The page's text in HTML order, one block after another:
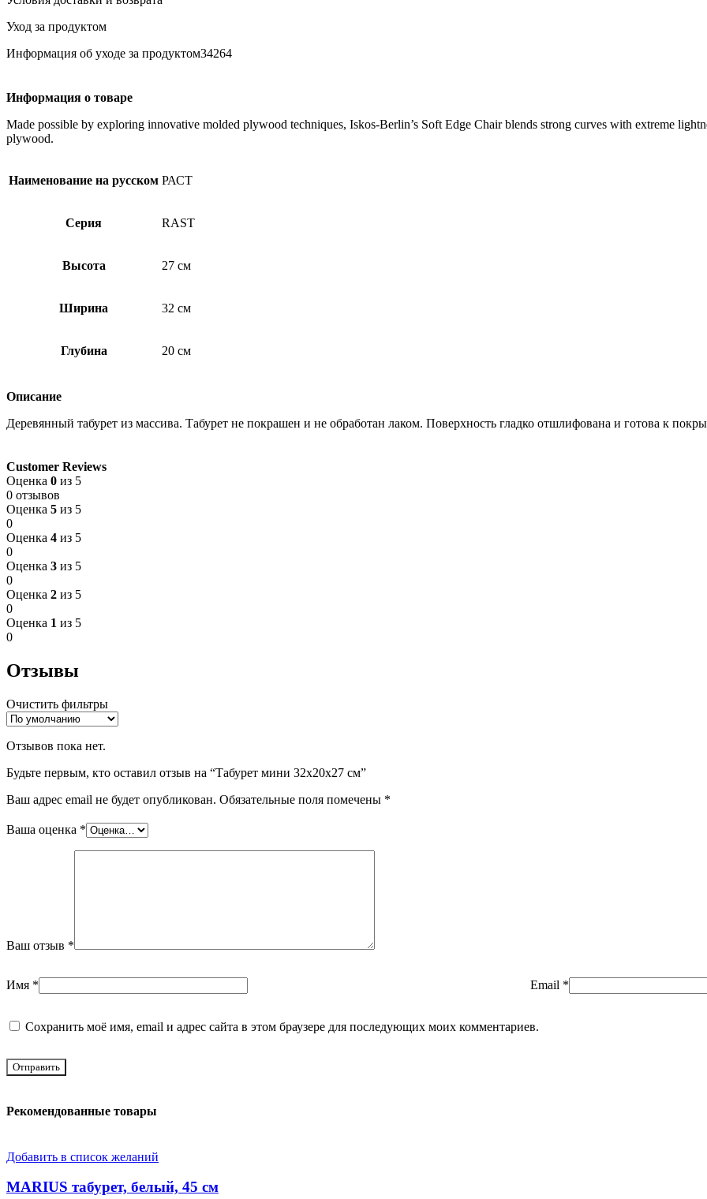
Уход за продуктом
Информация об уходе за продуктом34264
Информация о товаре
Made possible by exploring innovative molded plywood techniques, Iskos-Berlin’s Soft Edge Chair blends strong curves with extreme
plywood.
Наименование на русском РАСТ
Серия RAST
Высота 27 см
Ширина 32 см
Глубина 20 см
Описание
Деревянный табурет из массива. Табурет не покрашен и не обработан лаком. Поверхность гладко отшлифована и готова к
Customer Reviews
Оценка 0 из 5
0 отзывов
Оценка 5 из 5
0
Оценка 4 из 5
0
Оценка 3 из 5
0
Оценка 2 из 5
0
Оценка 1 из 5
0
Отзывы
Очистить фильтры
Отзывов пока нет.
Будьте первым, кто оставил отзыв на “Табурет мини 32х20х27 см”
Ваш адрес email не будет опубликован. Обязательные поля помечены *
Ваша оценка *
Ваш отзыв *
Имя * Email *
Сохранить моё имя, email и адрес сайта в этом браузере для последующих моих комментариев.
Рекомендованные товары
Добавить в список желаний
MARIUS табурет, белый, 45 см